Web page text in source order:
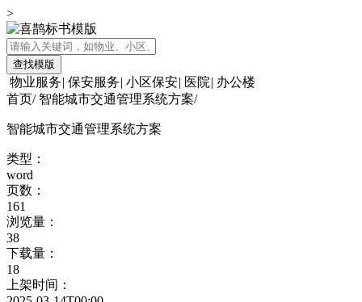
>
查找模版
物业服务| 保安服务| 小区保安| 医院| 办公楼
首页/ 智能城市交通管理系统方案/
智能城市交通管理系统方案
类型：
word
页数：
161
浏览量：
38
下载量：
18
上架时间：